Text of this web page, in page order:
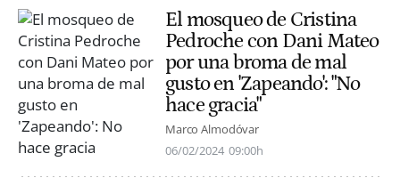
El mosqueo de Cristina
Pedroche con Dani Mateo
por una broma de mal
gusto en 'Zapeando': "No
hace gracia"
Marco Almodóvar
06/02/2024 09:00h